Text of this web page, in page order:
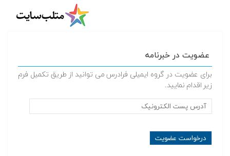
عضویت در خبرنامه
برای عضویت در گروه ایمیلی فرادرس می توانید از طریق تکمیل فرم
زیر اقدام نمایید.